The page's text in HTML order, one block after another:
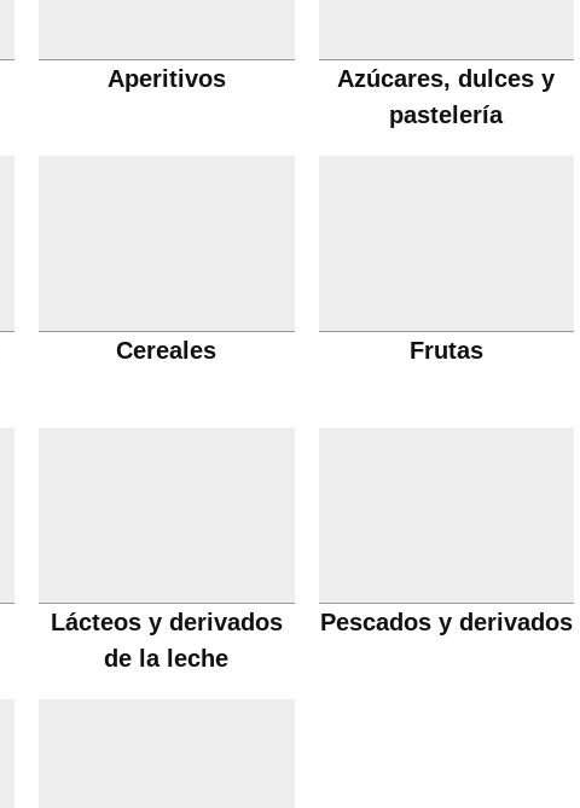
Aperitivos
Azúcares, dulces y
pastelería
Cereales Frutas
Lácteos y derivados
de la leche
Pescados y derivados